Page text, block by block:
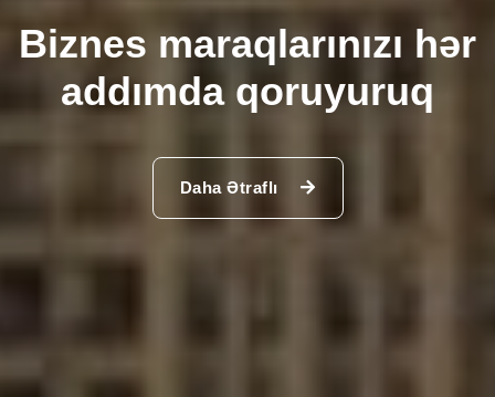
Biznes maraqlarınızı hər
addımda qoruyuruq
Daha Ətraflı